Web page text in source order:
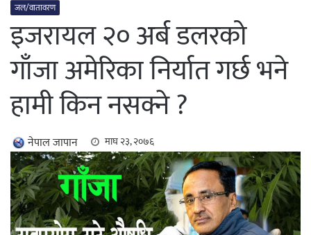
जल/वातावरण
इजरायल २० अर्ब डलरको
गाँजा अमेरिका निर्यात गर्छ भने
हामी किन नसक्ने ?
नेपाल जापान माघ २३, २०७६